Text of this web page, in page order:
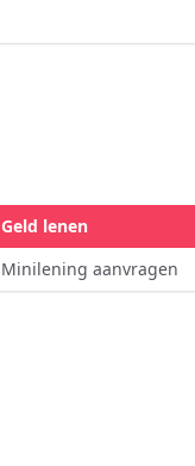
Geld lenen
Minilening aanvragen